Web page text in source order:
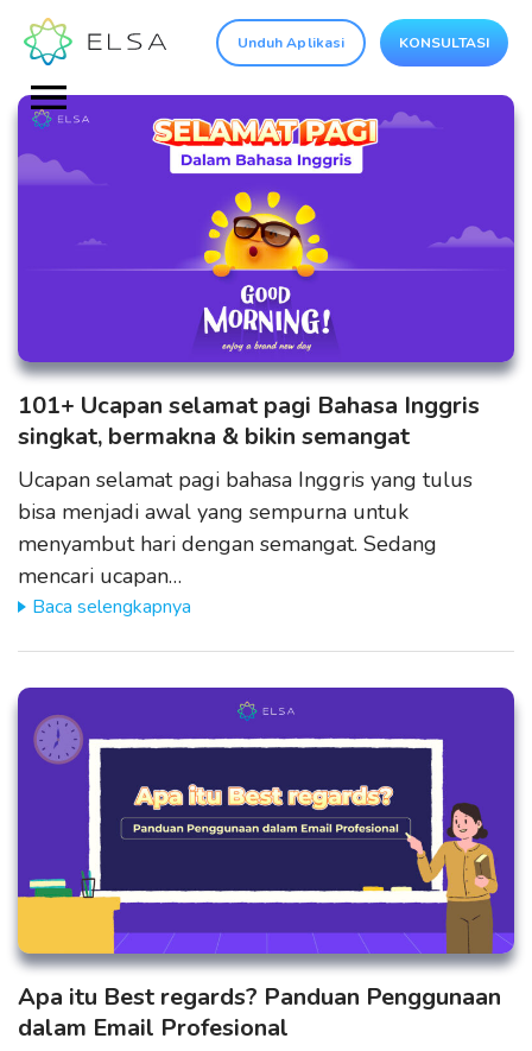
Unduh Aplikasi KONSULTASI
101+ Ucapan selamat pagi Bahasa Inggris
singkat, bermakna & bikin semangat
Ucapan selamat pagi bahasa Inggris yang tulus
bisa menjadi awal yang sempurna untuk
menyambut hari dengan semangat. Sedang
mencari ucapan…
Baca selengkapnya
Apa itu Best regards? Panduan Penggunaan
dalam Email Profesional